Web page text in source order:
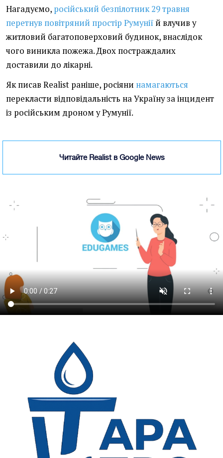
Нагадуємо, російський безпілотник 29 травня
перетнув повітряний простір Румунії й влучив у
житловий багатоповерховий будинок, внаслідок
чого виникла пожежа. Двох постраждалих
доставили до лікарні.
Як писав Realist раніше, росіяни намагаються
перекласти відповідальність на Україну за інцидент
із російським дроном у Румунії.
Читайте Realist в Google News